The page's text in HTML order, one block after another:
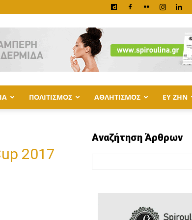
ΠΟΛΙΤΙΣΜΟΣ ΑΘΛΗΤΙΣΜΟΣ ΕΥ ΖΗΝ
2017
Αναζήτηση Άρθρων